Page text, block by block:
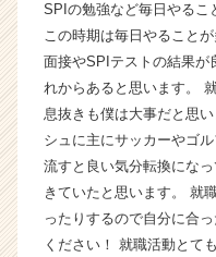
ト
が
届
く
活
サ
イ
ト
チ
ア
SPIの勉強など毎日やるこ
この時期は毎日やること
面接やSPIテストの結果が
れからあると思います。
息抜きも僕は大事だと思
シュに主にサッカーやゴ
流すと良い気分転換にな
きていたと思います。 就
ったりするので自分に合
ください！ 就職活動とて